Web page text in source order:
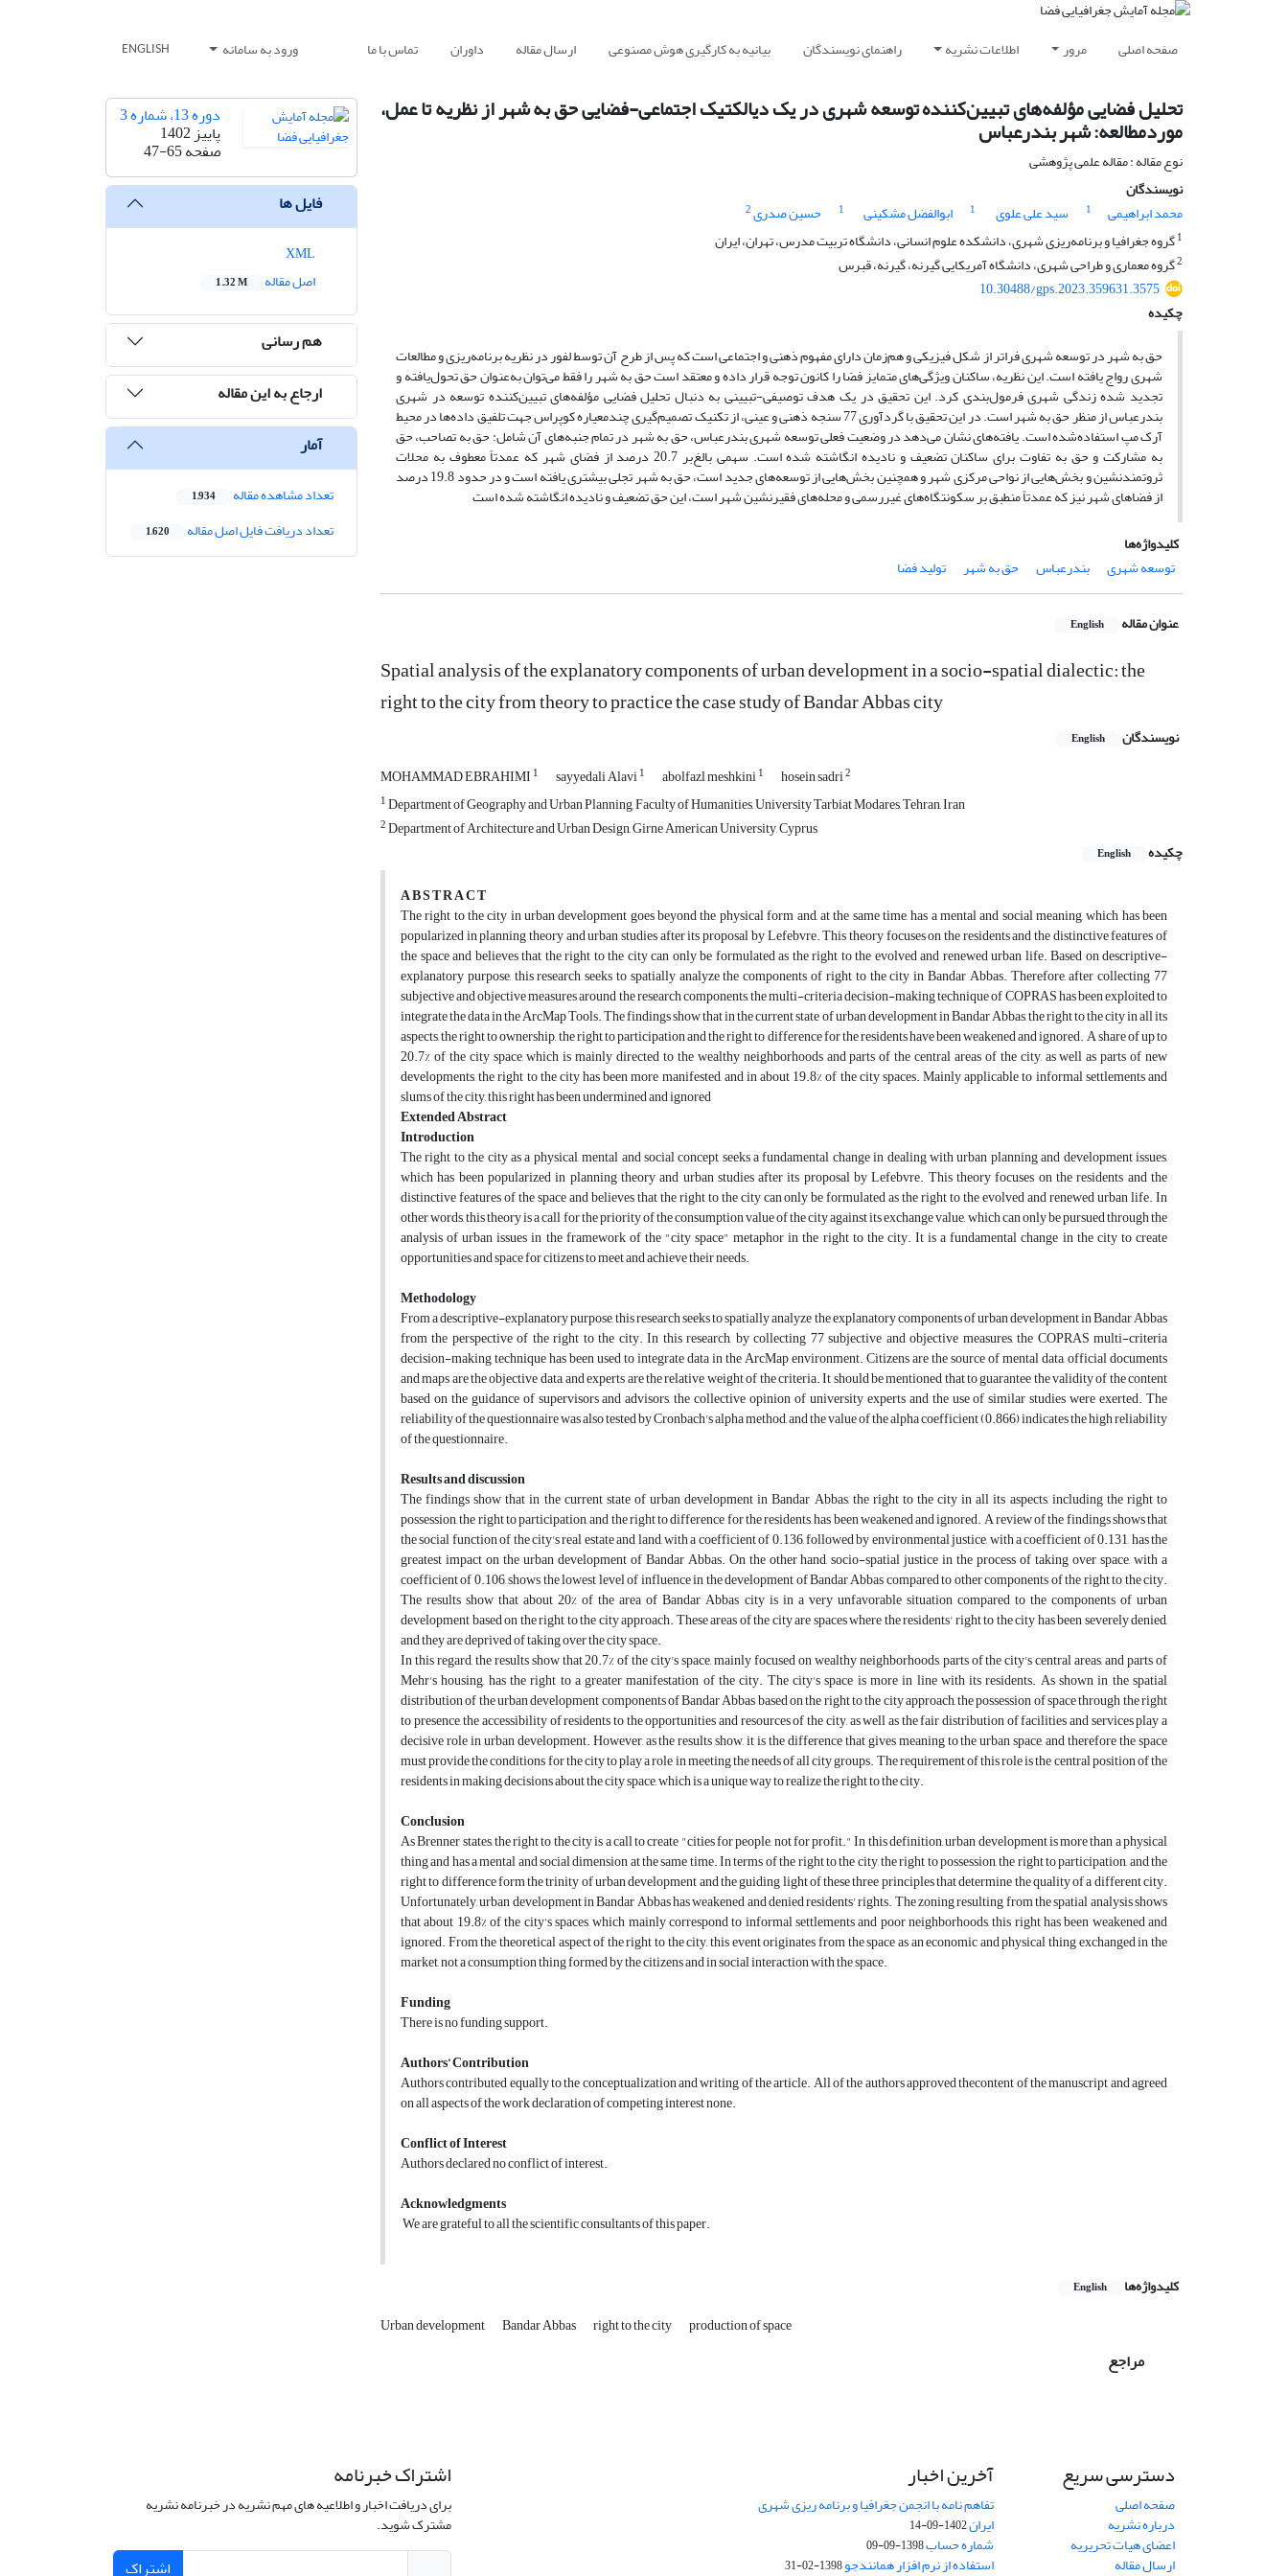
صفحه اصلی مرور اطلاعات نشریه راهنمای نویسندگان بیانیه به کارگیری هوش مصنوعی ارسال مقاله داوران تماس با ما ورود به سامانه ENGLISH
تحلیل فضایی مؤلفه‌های تبیین‌کننده توسعه شهری در یک دیالکتیک اجتماعی-فضایی حق به شهر از نظریه تا عمل،
موردمطالعه: شهر بندرعباس
نوع مقاله : مقاله علمی پژوهشی
نویسندگان
محمد ابراهیمی
1 سید علی علوی 1 ابوالفضل مشکینی 1 حسین صدری2
1گروه جغرافیا و برنامه‌ریزی شهری، دانشکده علوم انسانی، دانشگاه تربیت مدرس، تهران، ایران
2گروه معماری و طراحی شهری، دانشگاه آمریکایی گیرنه، گیرنه، قبرس
10.30488/gps.2023.359631.3575
چکیده
حق به شهر در توسعه شهری فراتر از شکل فیزیکی و هم‌زمان دارای مفهوم ذهنی و اجتماعی است که پس از طرح آن توسط لفور در نظریه برنامه‌ریزی و مطالعات
شهری رواج یافته است. این نظریه، ساکنان ویژگی‌های متمایز فضا را کانون توجه قرار داده و معتقد است حق به شهر را فقط می‌توان به‌عنوان حق تحول‌یافته و
تجدید شده زندگی شهری فرمول‌بندی کرد. این تحقیق در یک هدف توصیفی-تبیینی به دنبال تحلیل فضایی مؤلفه‌های تبیین‌کننده توسعه در شهری
بندرعباس از منظر حق به شهر است. در این تحقیق با گردآوری 77 سنجه ذهنی و عینی، از تکنیک تصمیم‌گیری چندمعیاره کوپراس جهت تلفیق داده‌ها در محیط
آرک مپ استفاده‌شده است. یافته‌های نشان می‌دهد در وضعیت فعلی توسعه شهری بندرعباس، حق به شهر در تمام جنبه‌های آن شامل: حق به تصاحب، حق
به مشارکت و حق به تفاوت برای ساکنان تضعیف و نادیده انگاشته شده است. سهمی بالغ‌بر 20.7 درصد از فضای شهر که عمدتاً معطوف به محلات
ثروتمندنشین و بخش‌هایی از نواحی مرکزی شهر و همچنین بخش‌هایی از توسعه‌های جدید است، حق به شهر تجلی بیشتری یافته است و در حدود 19.8 درصد
از فضاهای شهر نیز که عمدتاً منطبق بر سکونتگاه‌های غیررسمی و محله‌های فقیرنشین شهر است، این حق تضعیف و نادیده انگاشته شده است
کلیدواژه‌ها
توسعه شهری
بندرعباس حق به شهر تولید فضا
عنوان مقاله English
Spatial analysis of the explanatory components of urban development in a socio-spatial dialectic: the
right to the city from theory to practice the case study of Bandar Abbas city
نویسندگان English
MOHAMMAD EBRAHIMI 1 sayyedali Alavi1 abolfazl meshkini1 hosein sadri2
1Department of Geography and Urban Planning, Faculty of Humanities, University Tarbiat Modares, Tehran, Iran
2Department of Architecture and Urban Design, Girne American University, Cyprus
چکیده
English
A B S T R A C T
The right to the city in urban development goes beyond the physical form and, at the same time, has a mental and social meaning, which has been
popularized in planning theory and urban studies after its proposal by Lefebvre. This theory focuses on the residents and the distinctive features of
the space and believes that the right to the city can only be formulated as the right to the evolved and renewed urban life. Based on descriptive-
explanatory purpose, this research seeks to spatially analyze the components of right to the city in Bandar Abbas. Therefore, after collecting 77
subjective and objective measures around the research components, the multi-criteria decision-making technique of COPRAS has been exploited to
integrate the data in the ArcMap Tools. The findings show that in the current state of urban development in Bandar Abbas, the right to the city in all its
aspects, the right to ownership, the right to participation and the right to difference for the residents have been weakened and ignored. A share of up to
20.7% of the city space, which is mainly directed to the wealthy neighborhoods and parts of the central areas of the city, as well as parts of new
developments, the right to the city has been more manifested, and in about 19.8% of the city spaces. Mainly applicable to informal settlements and
slums of the city, this right has been undermined and ignored
Extended Abstract
Introduction
The right to the city as a physical, mental and social concept seeks a fundamental change in dealing with urban planning and development issues,
which has been popularized in planning theory and urban studies after its proposal by Lefebvre. This theory focuses on the residents and the
distinctive features of the space and believes that the right to the city can only be formulated as the right to the evolved and renewed urban life. In
other words, this theory is a call for the priority of the consumption value of the city against its exchange value, which can only be pursued through the
analysis of urban issues in the framework of the "city space" metaphor in the right to the city. It is a fundamental change in the city to create
opportunities and space for citizens to meet and achieve their needs.
Methodology
From a descriptive-explanatory purpose, this research seeks to spatially analyze the explanatory components of urban development in Bandar Abbas
from the perspective of the right to the city. In this research, by collecting 77 subjective and objective measures, the COPRAS multi-criteria
decision-making technique has been used to integrate data in the ArcMap environment. Citizens are the source of mental data, official documents
and maps are the objective data, and experts are the relative weight of the criteria. It should be mentioned that to guarantee the validity of the content
based on the guidance of supervisors and advisors, the collective opinion of university experts and the use of similar studies were exerted. The
reliability of the questionnaire was also tested by Cronbach's alpha method, and the value of the alpha coefficient (0.866) indicates the high reliability
of the questionnaire.
Results and discussion
The findings show that in the current state of urban development in Bandar Abbas, the right to the city in all its aspects, including the right to
possession, the right to participation, and the right to difference for the residents, has been weakened and ignored. A review of the findings shows that
the social function of the city's real estate and land, with a coefficient of 0.136, followed by environmental justice, with a coefficient of 0.131, has the
greatest impact on the urban development of Bandar Abbas. On the other hand, socio-spatial justice in the process of taking over space, with a
coefficient of 0.106, shows the lowest level of influence in the development of Bandar Abbas compared to other components of the right to the city.
The results show that about 20% of the area of Bandar Abbas city is in a very unfavorable situation compared to the components of urban
development based on the right to the city approach. These areas of the city are spaces where the residents' right to the city has been severely denied,
and they are deprived of taking over the city space.
In this regard, the results show that 20.7% of the city's space, mainly focused on wealthy neighborhoods, parts of the city's central areas, and parts of
Mehr's housing, has the right to a greater manifestation of the city. The city's space is more in line with its residents. As shown in the spatial
distribution of the urban development components of Bandar Abbas based on the right to the city approach, the possession of space through the right
to presence, the accessibility of residents to the opportunities and resources of the city, as well as the fair distribution of facilities and services play a
decisive role in urban development. However, as the results show, it is the difference that gives meaning to the urban space, and therefore the space
must provide the conditions for the city to play a role in meeting the needs of all city groups. The requirement of this role is the central position of the
residents in making decisions about the city space, which is a unique way to realize the right to the city.
Conclusion
As Brenner states, the right to the city is a call to create "cities for people, not for profit." In this definition, urban development is more than a physical
thing and has a mental and social dimension at the same time. In terms of the right to the city, the right to possession, the right to participation, and the
right to difference form the trinity of urban development and the guiding light of these three principles that determine the quality of a different city.
Unfortunately, urban development in Bandar Abbas has weakened and denied residents' rights. The zoning resulting from the spatial analysis shows
that about 19.8% of the city's spaces, which mainly correspond to informal settlements and poor neighborhoods, this right has been weakened and
ignored. From the theoretical aspect of the right to the city, this event originates from the space as an economic and physical thing exchanged in the
market, not a consumption thing formed by the citizens and in social interaction with the space.
Funding
There is no funding support.
Authors’ Contribution
Authors contributed equally to the conceptualization and writing of the article. All of the authors approved thecontent of the manuscript and agreed
on all aspects of the work declaration of competing interest none.
Conflict of Interest
Authors declared no conflict of interest.
Acknowledgments
We are grateful to all the scientific consultants of this paper.
کلیدواژه‌ها English
Urban development Bandar Abbas right to the city production of space
مراجع
دوره 13، شماره 3
پاییز 1402
صفحه47-65
فایل ها
اصل مقاله
1.32 M
هم رسانی
ارجاع به این مقاله
آمار
تعداد مشاهده مقاله 1,934
تعداد دریافت فایل اصل مقاله 1,620
دسترسی سریع
صفحه اصلی
درباره نشریه
اعضای هیات تحریریه
ارسال مقاله
آخرین اخبار
تفاهم نامه با انجمن جغرافیا و برنامه ریزی شهری
ایران1402-09-14
شماره حساب1398-09-09
استفاده از نرم افزار همانندجو1398-02-31
اشتراک خبرنامه
برای دریافت اخبار و اطلاعیه های مهم نشریه در خبرنامه نشریه
مشترک شوید.
اشتراک